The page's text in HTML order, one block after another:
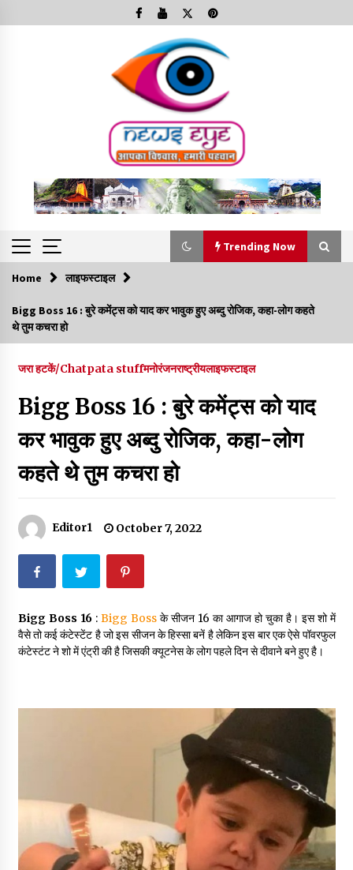
to
Trending Now
Trending Now
कार्यक्रम में शामिल हुए सीएम,आधुनिक मदरसों का नाम अब्दुल कलाम के नाम
December 18, 2023
Thought Of The Day 7 September
September 7, 2023
Thought Of The Day 6 September
Thought Of The Day 18 May
May 18, 2022
Thought Of The Day 17 May
May 17, 2022
Thought Of The Day 14 May
May 14, 2022
Thought Of The Day 13 May
May 13, 2022
Home लाइफस्टाइल
Bigg Boss 16 : बुरे कमेंट्स को याद कर भावुक हुए अब्दु रोजिक, कहा-लोग कहते
थे तुम कचरा हो
जरा हटकें/Chatpata stuffमनोरंजनराष्ट्रीयलाइफस्टाइल
Bigg Boss 16 : बुरे कमेंट्स को याद
कर भावुक हुए अब्दु रोजिक, कहा-लोग
कहते थे तुम कचरा हो
Editor1 October 7, 2022
Bigg Boss 16: Bigg Bossके सीजन 16 का आगाज हो चुका है। इस शो में
वैसे तो कई कंटेस्टेंट है जो इस सीजन के हिस्सा बनें है लेकिन इस बार एक ऐसे पॉवरफुल
कंटेस्टंट ने शो में एंट्री की है जिसकी क्यूटनेस के लोग पहले दिन से दीवाने बने हुए है।